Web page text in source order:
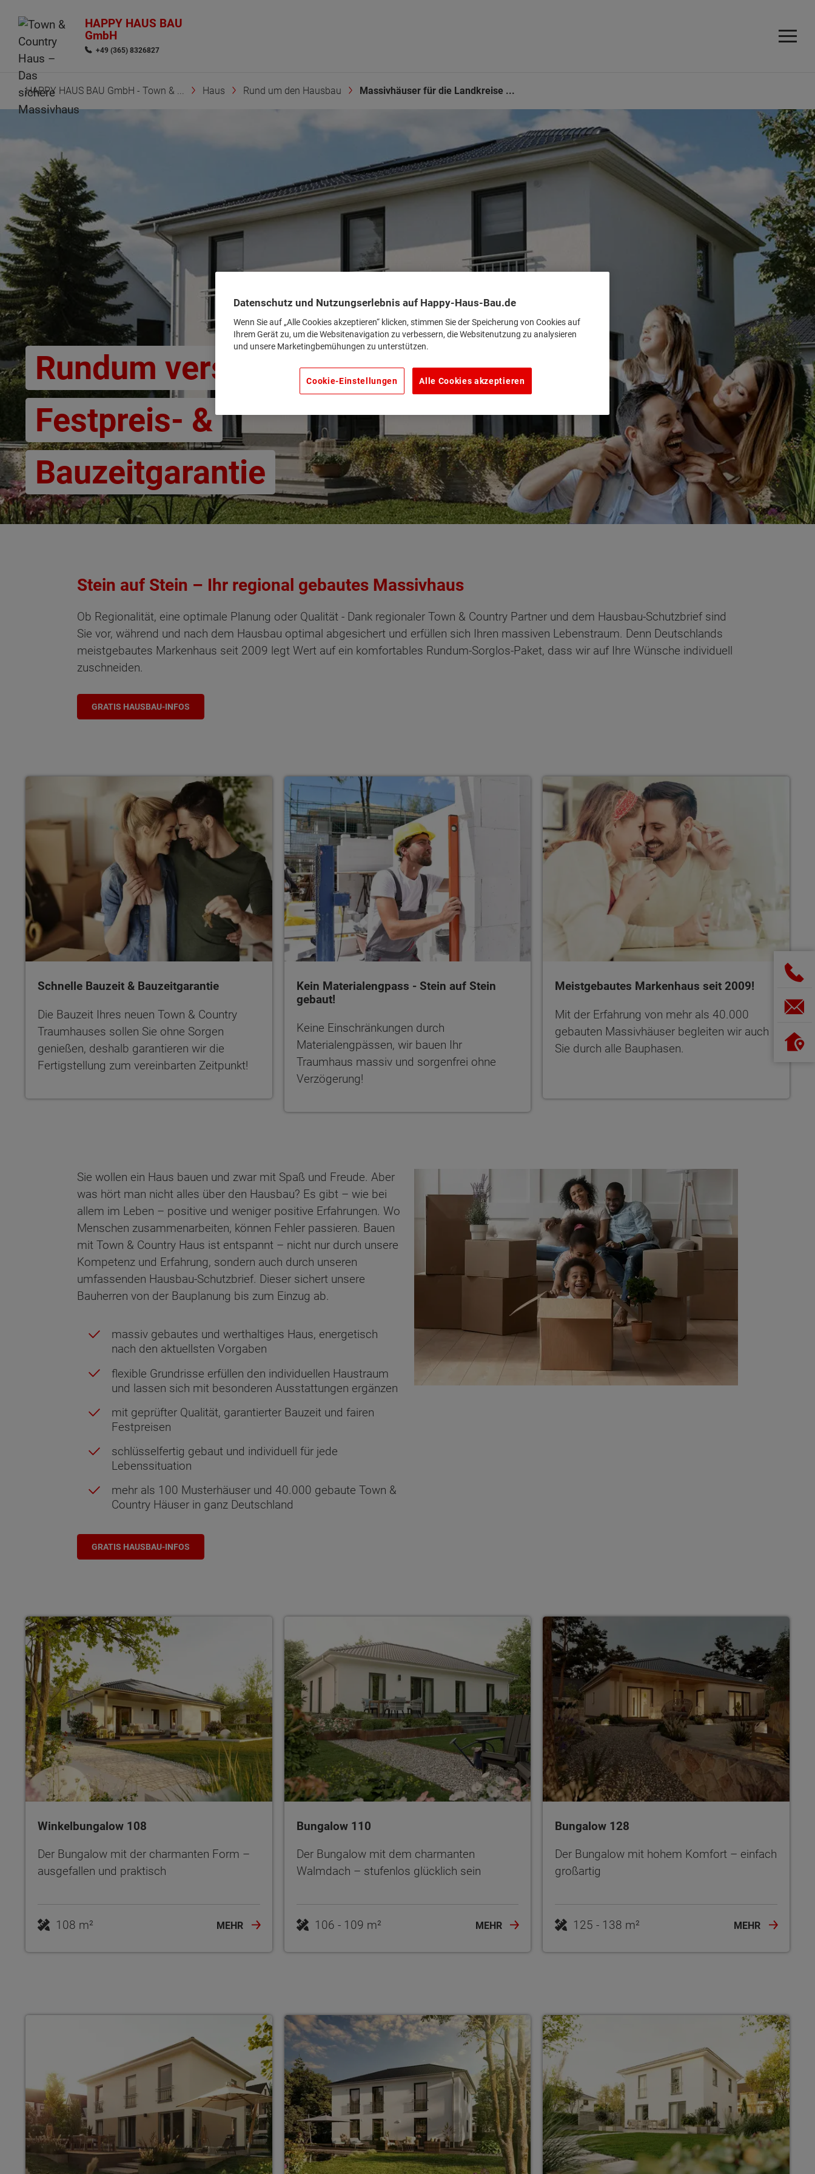
HAPPY HAUS BAU
GmbH
+49 (365) 8326827
HAPPY HAUS BAU GmbH - Town & ... Haus Rund um den Hausbau Massivhäuser für die Landkreise ...
Rundum versorgt!
Festpreis- &
Bauzeitgarantie
Stein auf Stein – Ihr regional gebautes Massivhaus
Ob Regionalität, eine optimale Planung oder Qualität - Dank regionaler Town & Country Partner und dem Hausbau-Schutzbrief sind
Sie vor, während und nach dem Hausbau optimal abgesichert und erfüllen sich Ihren massiven Lebenstraum. Denn Deutschlands
meistgebautes Markenhaus seit 2009 legt Wert auf ein komfortables Rundum-Sorglos-Paket, dass wir auf Ihre Wünsche individuell
zuschneiden.
GRATIS HAUSBAU-INFOS
Schnelle Bauzeit & Bauzeitgarantie
Die Bauzeit Ihres neuen Town & Country
Traumhauses sollen Sie ohne Sorgen
genießen, deshalb garantieren wir die
Fertigstellung zum vereinbarten Zeitpunkt!
Kein Materialengpass - Stein auf Stein
gebaut!
Keine Einschränkungen durch
Materialengpässen, wir bauen Ihr
Traumhaus massiv und sorgenfrei ohne
Verzögerung!
Meistgebautes Markenhaus seit 2009!
Mit der Erfahrung von mehr als 40.000
gebauten Massivhäuser begleiten wir auch
Sie durch alle Bauphasen.
Sie wollen ein Haus bauen und zwar mit Spaß und Freude. Aber
was hört man nicht alles über den Hausbau? Es gibt – wie bei
allem im Leben – positive und weniger positive Erfahrungen. Wo
Menschen zusammenarbeiten, können Fehler passieren. Bauen
mit Town & Country Haus ist entspannt – nicht nur durch unsere
Kompetenz und Erfahrung, sondern auch durch unseren
umfassenden Hausbau-Schutzbrief. Dieser sichert unsere
Bauherren von der Bauplanung bis zum Einzug ab.
massiv gebautes und werthaltiges Haus, energetisch
nach den aktuellsten Vorgaben
flexible Grundrisse erfüllen den individuellen Haustraum
und lassen sich mit besonderen Ausstattungen ergänzen
mit geprüfter Qualität, garantierter Bauzeit und fairen
Festpreisen
schlüsselfertig gebaut und individuell für jede
Lebenssituation
mehr als 100 Musterhäuser und 40.000 gebaute Town &
Country Häuser in ganz Deutschland
GRATIS HAUSBAU-INFOS
Winkelbungalow 108
Der Bungalow mit der charmanten Form –
ausgefallen und praktisch
108 m² MEHR
Bungalow 110
Der Bungalow mit dem charmanten
Walmdach – stufenlos glücklich sein
106 - 109 m² MEHR
Bungalow 128
Der Bungalow mit hohem Komfort – einfach
großartig
125 - 138 m² MEHR
Wonach möchten Sie suchen?
Datenschutz und Nutzungserlebnis auf Happy-Haus-Bau.de
Wenn Sie auf „Alle Cookies akzeptieren“ klicken, stimmen Sie der Speicherung von Cookies auf
Ihrem Gerät zu, um die Websitenavigation zu verbessern, die Websitenutzung zu analysieren
und unsere Marketingbemühungen zu unterstützen.
Cookie-Einstellungen Alle Cookies akzeptieren